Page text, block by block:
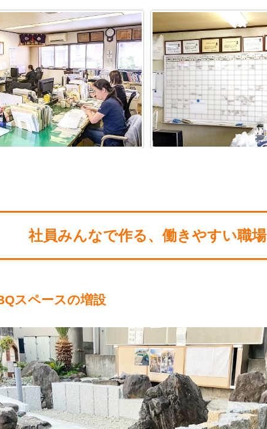
社員みんなで作る、働きやすい職場
スペースの増設